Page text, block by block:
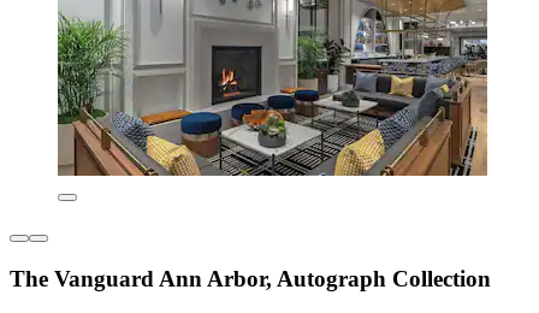
The Vanguard Ann Arbor, Autograph Collection